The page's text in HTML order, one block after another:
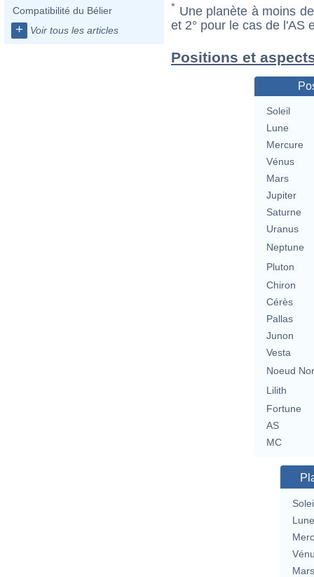
Compatibilité du Bélier
+ Voir tous les articles
* Une planète à moins
et 2° pour le cas de l'AS
Positions et
Soleil
Lune
Mercure
Vénus
Mars
Jupiter
Saturne
Uranus
Neptune
Pluton
Chiron
Cérès
Pallas
Junon
Vesta
Noeud
Lilith
Fortune
AS
MC
Lune
Mars